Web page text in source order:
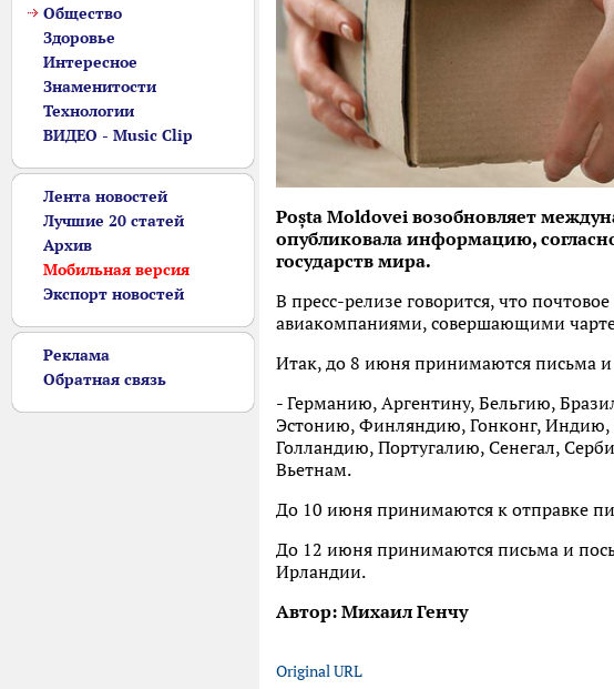
Общество
Здоровье
Интересное
Знаменитости
Технологии
ВИДЕО - Music Clip
Лента новостей
Лучшие 20 статей
Архив
Мобильная версия
Экспорт новостей
Реклама
Обратная связь
Poșta Moldovei возобновляет
опубликовала информацию,
государств мира.
В пресс-релизе говорится, что
авиакомпаниями, совершающими
Итак, до 8 июня принимаются письма
- Германию, Аргентину, Бельгию,
Эстонию, Финляндию, Гонконг, Индию,
Голландию, Португалию, Сенегал,
Вьетнам.
До 10 июня принимаются к отправке
До 12 июня принимаются письма и
Ирландии.
Автор: Михаил Генчу
Original URL